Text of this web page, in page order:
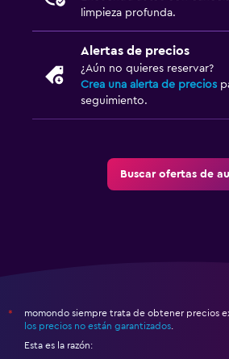
limpieza profunda.
Alertas de precios
¿Aún no quieres reservar?
Crea una alerta de precios
seguimiento.
Buscar ofertas de
*
momondo siempre trata de obtener precios
los precios no están garantizados.
Esta es la razón: